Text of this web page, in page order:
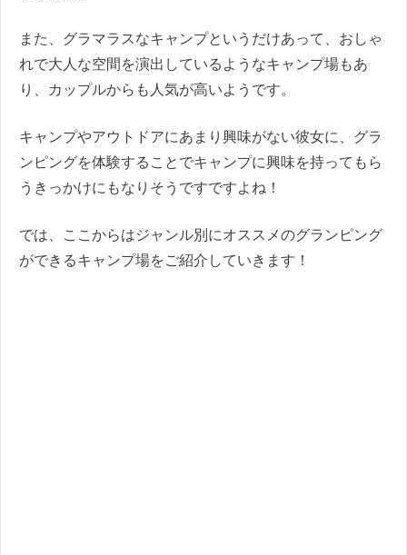
また、グラマラスなキャンプというだけあって、おしゃ
れで大人な空間を演出しているようなキャンプ場もあ
り、カップルからも人気が高いようです。
キャンプやアウトドアにあまり興味がない彼女に、グラ
ンピングを体験することでキャンプに興味を持ってもら
うきっかけにもなりそうですですよね！
では、ここからはジャンル別にオススメのグランピング
ができるキャンプ場をご紹介していきます！